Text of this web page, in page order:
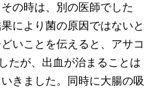
の時は、別の医師でした
により菌の原因ではないと
いことを伝えると、アサコ
たが、出血が治まることは
きました。同時に大腸の吸